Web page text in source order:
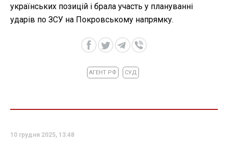
українських позицій і брала участь у плануванні
ударів по ЗСУ на Покровському напрямку.
АГЕНТ РФ СУД
10 грудня 2025, 13:48